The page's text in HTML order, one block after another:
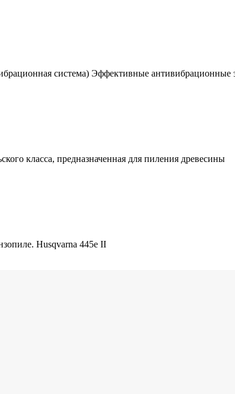
система) Эффективные антивибрационные
класса, предназначенная для пиления древесины
Husqvarna 445e II